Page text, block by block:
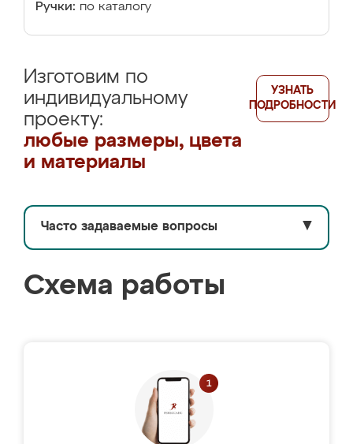
Ручки: по каталогу
Изготовим по
индивидуальному
проекту:
любые размеры, цвета
и материалы
УЗНАТЬ
ПОДРОБНОСТИ
Часто задаваемые вопросы ▼
Схема работы